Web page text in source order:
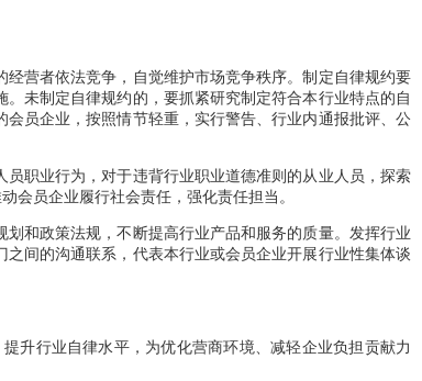
营者依法竞争，自觉维护市场竞争秩序。制定自律规约要
未制定自律规约的，要抓紧研究制定符合本行业特点的自
员企业，按照情节轻重，实行警告、行业内通报批评、公
职业行为，对于违背行业职业道德准则的从业人员，探索
会员企业履行社会责任，强化责任担当。
和政策法规，不断提高行业产品和服务的质量。发挥行业
间的沟通联系，代表本行业或会员企业开展行业性集体谈
行业自律水平，为优化营商环境、减轻企业负担贡献力